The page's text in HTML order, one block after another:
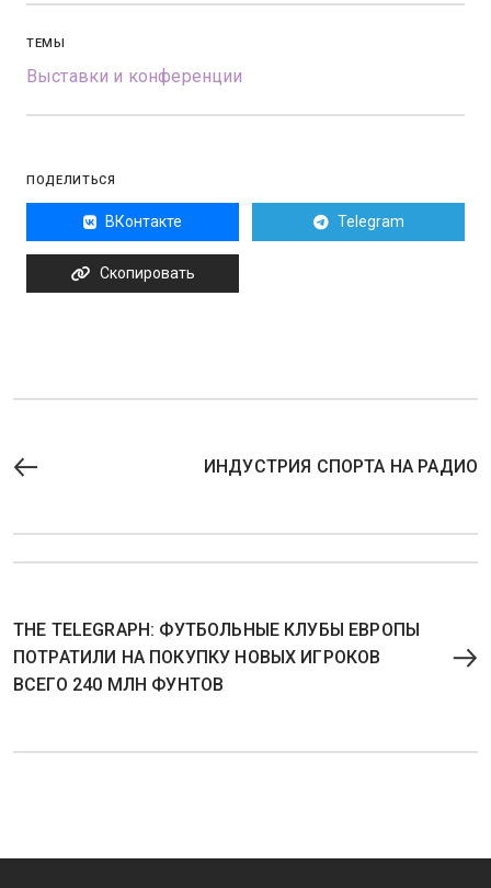
ТЕМЫ
Выставки и конференции
ПОДЕЛИТЬСЯ
ВКонтакте Telegram
Скопировать
ИНДУСТРИЯ СПОРТА НА РАДИО
THE TELEGRAPH: ФУТБОЛЬНЫЕ КЛУБЫ ЕВРОПЫ
ПОТРАТИЛИ НА ПОКУПКУ НОВЫХ ИГРОКОВ
ВСЕГО 240 МЛН ФУНТОВ